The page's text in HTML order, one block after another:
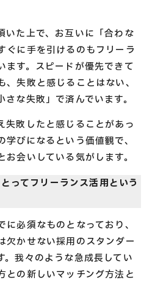
いた上で、お互いに「合わな
ぐに手を引けるのもフリーラ
ます。スピードが優先できて
、失敗と感じることはない、
な失敗」で済んでいます。
失敗したと感じることがあっ
びになるという価値観で、
会いしている気がします。
ってフリーランス活用という
必須なものとなっており、
欠かせない採用のスタンダー
。我々のような急成長してい
との新しいマッチング方法と